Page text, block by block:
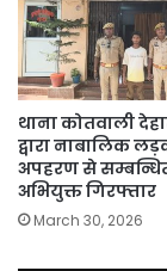
थाना कोतवाली
द्वारा नाबालिक
अपहरण से
अभियुक्त गिरफ्तार
March 30, 2026